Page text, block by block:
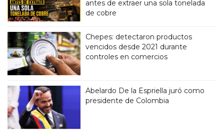
antes de extraer una sola tonelada
de cobre
Chepes: detectaron productos
vencidos desde 2021 durante
controles en comercios
Abelardo De la Espriella juró como
presidente de Colombia